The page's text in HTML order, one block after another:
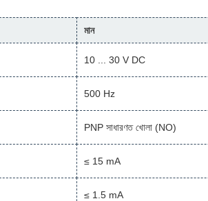
মান
10 ... 30 V DC
500 Hz
PNP সাধারণত খোলা (NO)
≤ 15 mA
≤ 1.5 mA